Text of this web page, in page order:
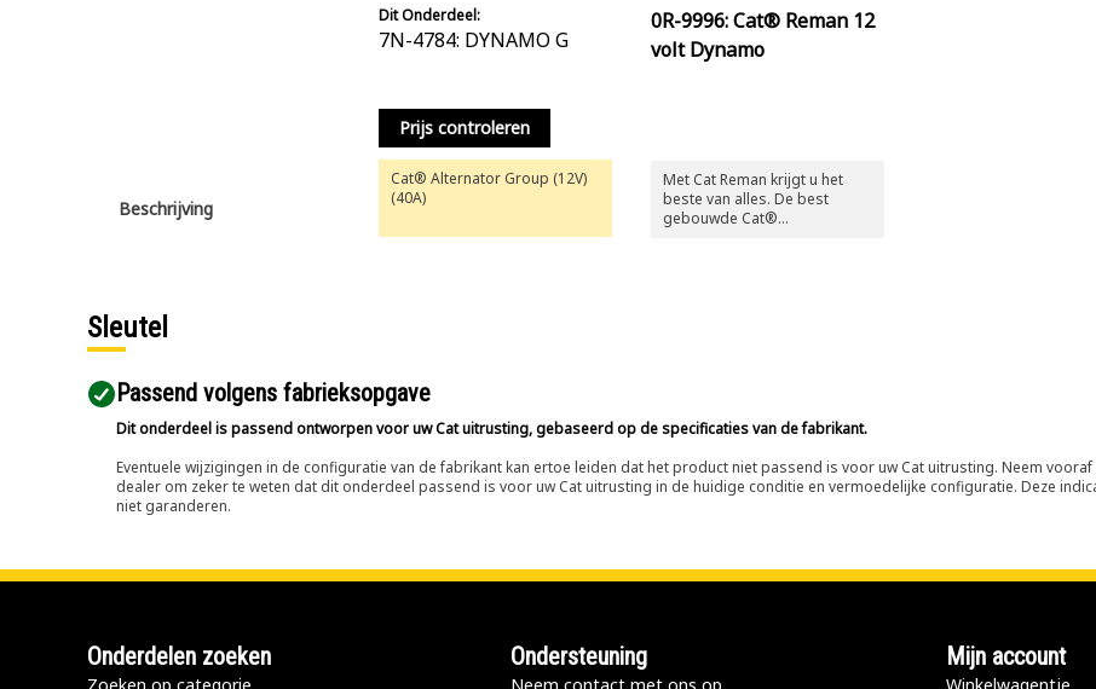
Beschrijving
Dit Onderdeel:
7N-4784: DYNAMO G
Prijs controleren
Cat® Alternator Group (12V)
(40A)
0R-9996: Cat® Reman 12
volt Dynamo
Met Cat Reman krijgt u het
beste van alles. De best
gebouwde Cat®
Sleutel
Passend volgens fabrieksopgave
Dit onderdeel is passend ontworpen voor uw Cat uitrusting, gebaseerd op de specificaties van de fabrikant.
Eventuele wijzigingen in de configuratie van de fabrikant kan ertoe leiden dat het product niet passend is voor uw Cat uitrusting. Neem
dealer om zeker te weten dat dit onderdeel passend is voor uw Cat uitrusting in de huidige conditie en vermoedelijke configuratie. Deze
niet garanderen.
Onderdelen zoeken Ondersteuning Mijn account